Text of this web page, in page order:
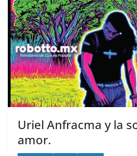
Uriel Anfracma y la
amor.